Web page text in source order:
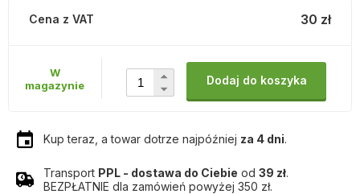
30 zł
Cena z VAT
W
magazynie
Dodaj do koszyka
Kup teraz, a towar dotrze najpóźniej za 4 dni.
Transport PPL - dostawa do Ciebie od 39 zł.
BEZPŁATNIE dla zamówień powyżej 350 zł.